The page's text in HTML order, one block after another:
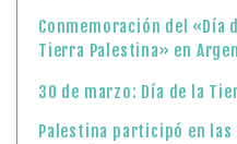
Conmemoración del «Día
Tierra Palestina» en
30 de marzo: Día de la
Palestina participó en